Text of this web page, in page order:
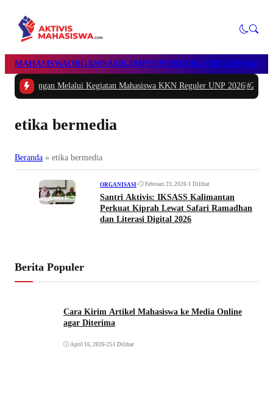
MAHASISWAORGANISASIKAMPUSPENDIDIKANBEASISWA
Melalui Kegiatan Mahasiswa KKN Reguler UNP 2026|#2 -Peduli Generasi
etika bermedia
Beranda » etika bermedia
ORGANISASI • Februari 23, 2026•1 Dilihat
Santri Aktivis: IKSASS Kalimantan
Perkuat Kiprah Lewat Safari Ramadhan
dan Literasi Digital 2026
Berita Populer
Cara Kirim Artikel Mahasiswa ke Media Online
agar Diterima
April 16, 2026•251 Dilihat